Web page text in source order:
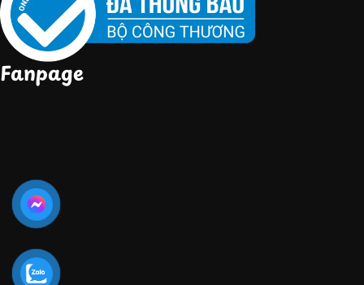
Fanpage